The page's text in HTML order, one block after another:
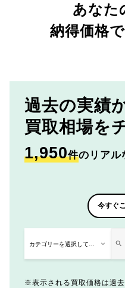
あなた
納得価格
過去の実績
買取相場を
1,950件のリアル
今すぐ
表示される買取価格は過